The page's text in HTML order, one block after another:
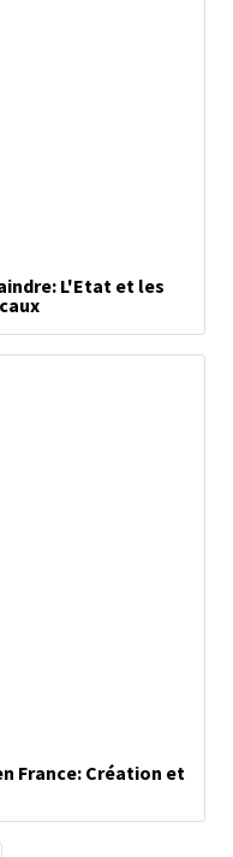
L'Etat et les
France: Création et